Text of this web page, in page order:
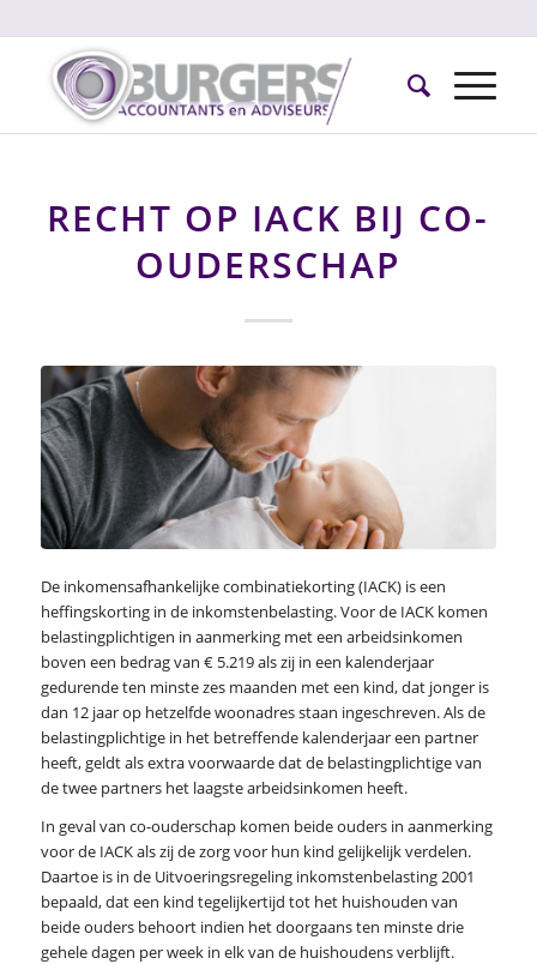
RECHT OP IACK BIJ CO-
OUDERSCHAP
De inkomensafhankelijke combinatiekorting (IACK) is een
heffingskorting in de inkomstenbelasting. Voor de IACK komen
belastingplichtigen in aanmerking met een arbeidsinkomen
boven een bedrag van € 5.219 als zij in een kalenderjaar
gedurende ten minste zes maanden met een kind, dat jonger is
dan 12 jaar op hetzelfde woonadres staan ingeschreven. Als de
belastingplichtige in het betreffende kalenderjaar een partner
heeft, geldt als extra voorwaarde dat de belastingplichtige van
de twee partners het laagste arbeidsinkomen heeft.
In geval van co-ouderschap komen beide ouders in aanmerking
voor de IACK als zij de zorg voor hun kind gelijkelijk verdelen.
Daartoe is in de Uitvoeringsregeling inkomstenbelasting 2001
bepaald, dat een kind tegelijkertijd tot het huishouden van
beide ouders behoort indien het doorgaans ten minste drie
gehele dagen per week in elk van de huishoudens verblijft.